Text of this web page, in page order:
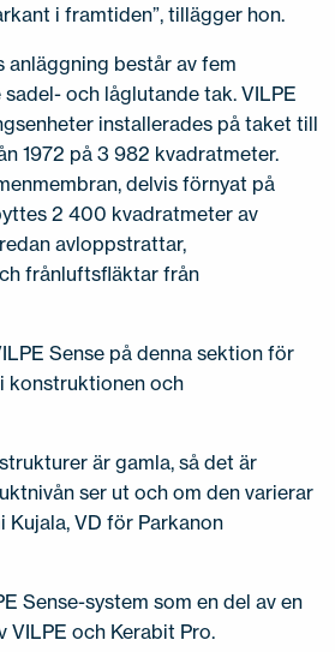
i framtiden”, tillägger hon.
anläggning består av fem
och låglutande tak. VILPE
installerades på taket till
1972 på 3 982 kvadratmeter.
delvis förnyat på
2 400 kvadratmeter av
avloppstrattar,
frånluftsfläktar från
Sense på denna sektion för
konstruktionen och
är gamla, så det är
ser ut och om den varierar
Kujala, VD för Parkanon
Sense-system som en del av en
VILPE och Kerabit Pro.